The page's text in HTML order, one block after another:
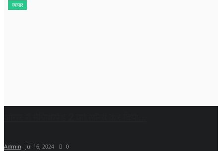
व्यापार
Admin Jul 16, 2024 0